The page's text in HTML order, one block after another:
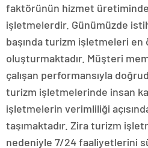
faktörünün hizmet
işletmelerdir. Günümüzde
başında turizm işletmeleri en
oluşturmaktadır. Müşteri
çalışan performansıyla
turizm işletmelerinde insan
işletmelerin verimliliği
taşımaktadır. Zira turizm
nedeniyle 7/24 faaliyetlerini